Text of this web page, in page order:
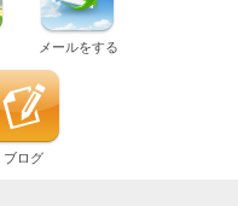
メールをする
ブログ